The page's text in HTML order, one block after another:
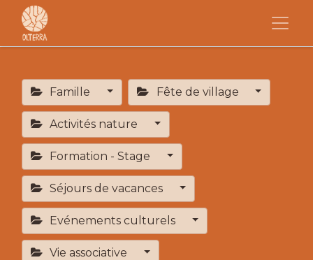
Famille Fête de village
Activités nature
Formation - Stage
Séjours de vacances
Evénements culturels
Vie associative